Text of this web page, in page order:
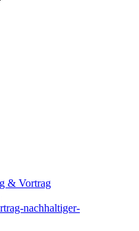
& Vortrag
nachhaltiger-